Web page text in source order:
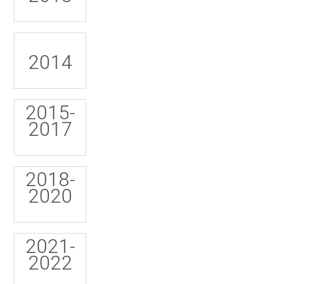
2014
2015-
2017
2018-
2020
2021-
2022